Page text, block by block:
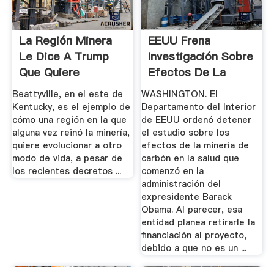
La Región Minera
Le Dice A Trump
Que Quiere
"empleos Del ...
Beattyville, en el este de
Kentucky, es el ejemplo de
cómo una región en la que
alguna vez reinó la minería,
quiere evolucionar a otro
modo de vida, a pesar de
los recientes decretos ...
EEUU Frena
Investigación Sobre
Efectos De La
Minería De ...
WASHINGTON. El
Departamento del Interior
de EEUU ordenó detener
el estudio sobre los
efectos de la minería de
carbón en la salud que
comenzó en la
administración del
expresidente Barack
Obama. Al parecer, esa
entidad planea retirarle la
financiación al proyecto,
debido a que no es un ...